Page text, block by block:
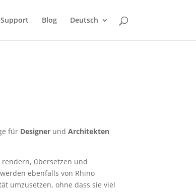
Support Blog Deutsch
für Designer undArchitekten
übersetzen und
ebenfalls von Rhino
umzusetzen, ohne dass sie viel